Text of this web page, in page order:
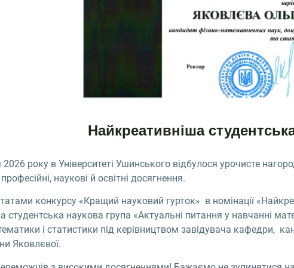
Найкреативніша
року в Університеті Ушинського відбулося урочисте
наукові й освітні досягнення.
конкурсу «Кращий науковий гурток» в номінації
студентська наукова група «Актуальні питання у навчанні
і статистики під керівництвом завідувача кафедри,
Яковлєвої.